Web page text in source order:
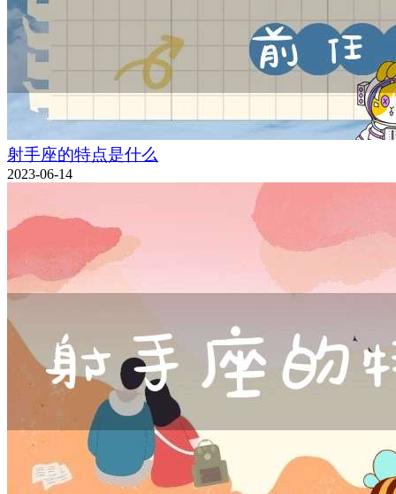
射手座的特点是什么
2023-06-14